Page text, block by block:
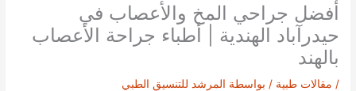
أفضل جراحي المخ والأعصاب في
حيدرآباد الهندية | أطباء جراحة الأعصاب
بالهند
/ مقالات طبية / بواسطة المرشد للتنسيق الطبي